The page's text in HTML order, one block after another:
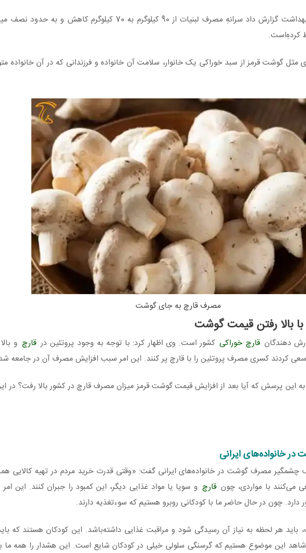
دو ماه پیش بود که وزارت بهداشت گزارش داد سرانهِ مصرف لبنیات از 90 کیلوگرم به 70 کیلوگرم
کرده‌ِاست.
گوشت قرمز از سبد خوراکی یک خانوار، سلامت آن خانواده و فرزندانی که در آن خانواده
مصرف قارچ به جای گوشت
بالا رفتن قیمت گوشت
دهندگان قارچ خوراکی کشور است. وی اظهار کرد: با توجه به وجود پروتئین در قارچ و
سعی کردند کسری مصرف پروتئین را با قارچ پر کنند. این امر سبب افزایش مصرف آن در جامعه
این پرسش که آیا بعد از افزایش قیمت گوشت قرمز میزان مصرف قارچ در کشور بالا رفت؟ در
در خانواده‌های ایرانی
چشمگیر مصرف گوشت در خانواده‌های ایرانی گفت: «وقتی قدرت خرید مردم در تهیه کالایی
می‌کنند با مواردی، چون قارچ و سویا یا مواد غذایی دیگر، این کمبود را جبران کنند. این
دارد. چون در حال حاضر ما با کودکانی روبرو هستیم که سوء‌تغذیه دارند.
هر لحظه به نیاز آن رسیدگی شود و مراقبت غذایی داشته‌باشد. این کودکان هستند که
این موضوع هستیم که گرسنگی سلولی خیلی در کودکان شایع است. این هشدار را همه ما